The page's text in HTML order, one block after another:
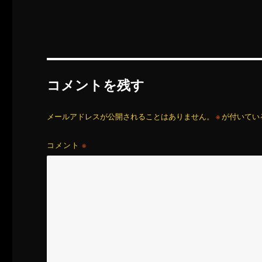
コメントを残す
メールアドレスが公開されることはありません。 ※が付いてい
コメント※